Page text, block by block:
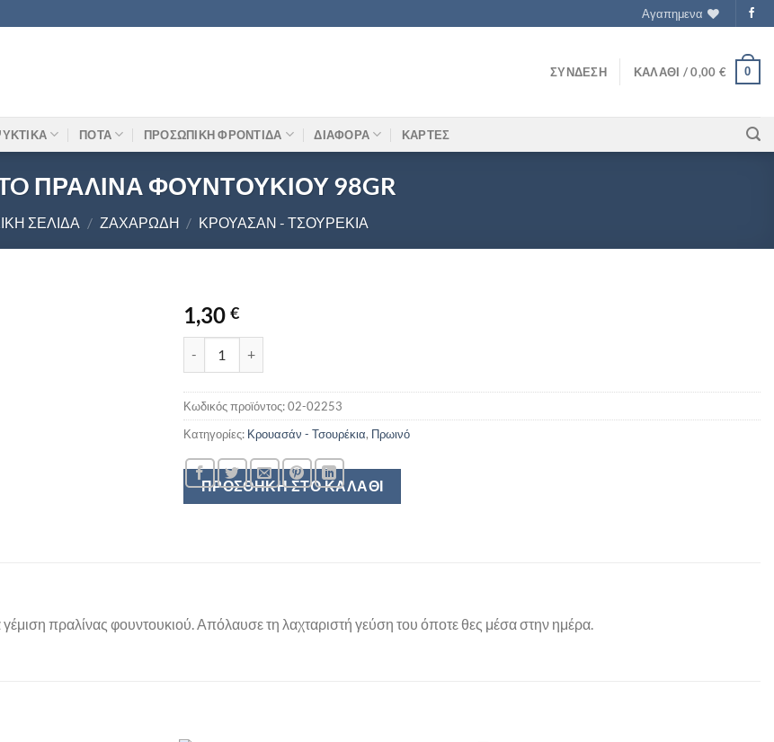
Αγαπημενα
ΣΎΝΔΕΣΗ ΚΑΛΆΘΙ /0,00 € 0
ΠΟΤΑ ΠΡΟΣΩΠΙΚΗ ΦΡΟΝΤΙΔΑ ΔΙΑΦΟΡΑ ΚΑΡΤΕΣ
ΠΡΑΛΙΝΑ ΦΟΥΝΤΟΥΚΙΟΥ 98GR
ΣΕΛΊΔΑ / ΖΑΧΑΡΏΔΗ / ΚΡΟΥΑΣΆΝ - ΤΣΟΥΡΈΚΙΑ
1,30 €
ΠΡΟΣΘΉΚΗ ΣΤΟ ΚΑΛΆΘΙ
Κωδικός προϊόντος:02-02253
Κατηγορίες: Κρουασάν - Τσουρέκια, Πρωινό
πραλίνας φουντουκιού. Απόλαυσε τη λαχταριστή γεύση του όποτε θες μέσα στην ημέρα.